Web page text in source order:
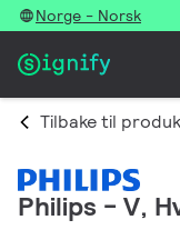
Norge - Norsk
Tilbake til
Philips - V,